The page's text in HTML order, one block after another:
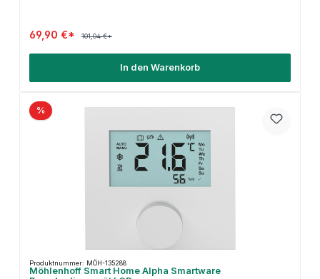
69,90 €* 101,04 €*
In den Warenkorb
%
Produktnummer: MÖH-135288
Möhlenhoff Smart Home Alpha Smartware